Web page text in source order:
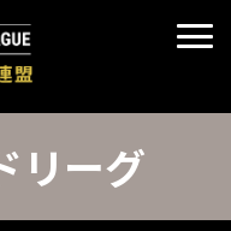
リーグ